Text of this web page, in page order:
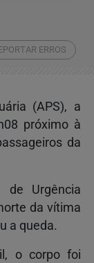
ERROS
(APS), a
próximo à
da
de Urgência
da vítima
a queda.
o corpo foi